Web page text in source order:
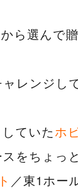
ら選んで
レンジし
ていたホ
スをちょ
／東1ホー